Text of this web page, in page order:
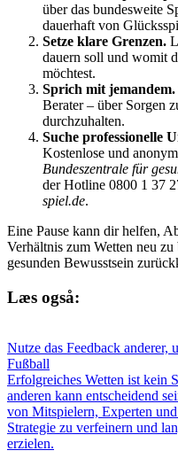
über das bundesweite
dauerhaft von
Setze klare Grenzen.
dauern soll und womit
möchtest.
Sprich mit jemandem.
Berater – über Sorgen
durchzuhalten.
Suche professionelle
Kostenlose und
Bundeszentrale für
der Hotline 0800 1 37
spiel.de.
Eine Pause kann dir helfen,
Verhältnis zum Wetten neu
gesunden Bewusstsein
Læs også:
Nutze das Feedback anderer,
Fußball
Erfolgreiches Wetten ist kein
anderen kann entscheidend
von Mitspielern, Experten
Strategie zu verfeinern und
erzielen.